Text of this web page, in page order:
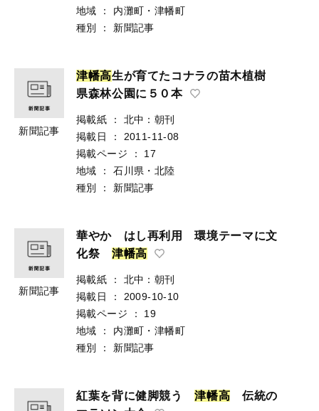
地域
：
内灘町・津幡町
種別
： 新聞記事
新聞記事
津幡高生が育てたコナラの苗木植樹
県森林公園に５０本
掲載紙 ：
北中：朝刊
掲載日
：
2011-11-08
掲載ページ
：
17
地域
：
石川県・北陸
種別
： 新聞記事
新聞記事
華やか はし再利用 環境テーマに文
化祭 津幡高
掲載紙 ：
北中：朝刊
掲載日
：
2009-10-10
掲載ページ
：
19
地域
：
内灘町・津幡町
種別
： 新聞記事
紅葉を背に健脚競う津幡高 伝統の